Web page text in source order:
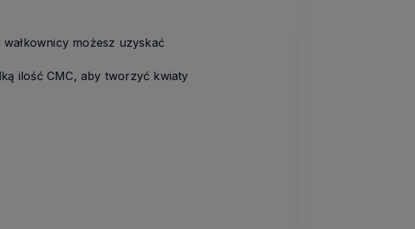
możesz uzyskać
ilość CMC, aby tworzyć kwiaty